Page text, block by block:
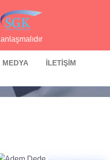
anlaşmalıdır
MEDYA İLETİŞİM